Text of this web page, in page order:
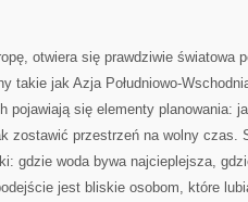
otwiera się prawdziwie światowa
takie jak Azja Południowo-
pojawiają się elementy planowania:
zostawić przestrzeń na wolny czas.
gdzie woda bywa najcieplejsza,
jest bliskie osobom, które